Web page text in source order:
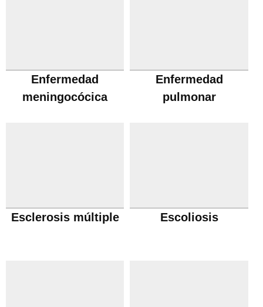
Enfermedad
meningocócica
Enfermedad
pulmonar
Esclerosis múltiple Escoliosis